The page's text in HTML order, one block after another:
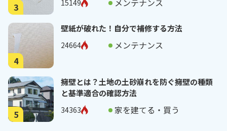
3 15149 メンテナンス
4
壁紙が破れた！自分で補修する方法
24664 メンテナンス
5
擁壁とは？土地の土砂崩れを防ぐ擁壁の種類
と基準適合の確認方法
34363 家を建てる・買う